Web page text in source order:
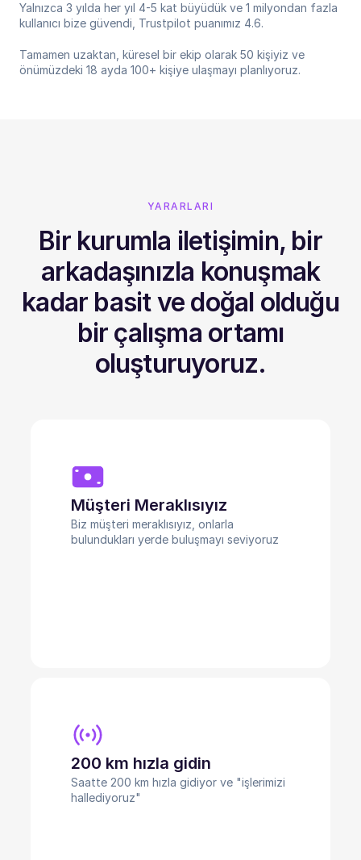
Yalnızca 3 yılda her yıl 4-5 kat büyüdük ve 1 milyondan fazla
kullanıcı bize güvendi, Trustpilot puanımız 4.6.
Tamamen uzaktan, küresel bir ekip olarak 50 kişiyiz ve
önümüzdeki 18 ayda 100+ kişiye ulaşmayı planlıyoruz.
YARARLARI
Bir kurumla iletişimin, bir
arkadaşınızla konuşmak
kadar basit ve doğal olduğu
bir çalışma ortamı
oluşturuyoruz.
Müşteri Meraklısıyız
Biz müşteri meraklısıyız, onlarla
bulundukları yerde buluşmayı seviyoruz
200 km hızla gidin
Saatte 200 km hızla gidiyor ve "işlerimizi
hallediyoruz"